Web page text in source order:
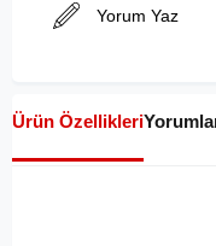
Yorum Yaz
Ürün Özellikleri